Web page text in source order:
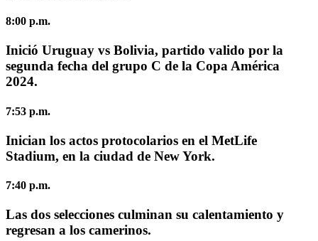
8:00 p.m.
Inició Uruguay vs Bolivia, partido valido por la
segunda fecha del grupo C de la Copa América
2024.
7:53 p.m.
Inician los actos protocolarios en el MetLife
Stadium, en la ciudad de New York.
7:40 p.m.
Las dos selecciones culminan su calentamiento y
regresan a los camerinos.